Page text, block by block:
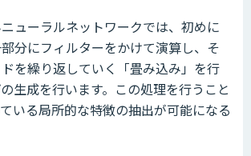
ューラルネットワークでは、初めに
分にフィルターをかけて演算し、そ
を繰り返していく「畳み込み」を行
生成を行います。この処理を行うこと
いる局所的な特徴の抽出が可能になる